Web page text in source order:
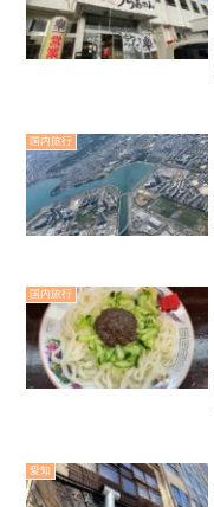
国内旅行
国内旅行
愛知